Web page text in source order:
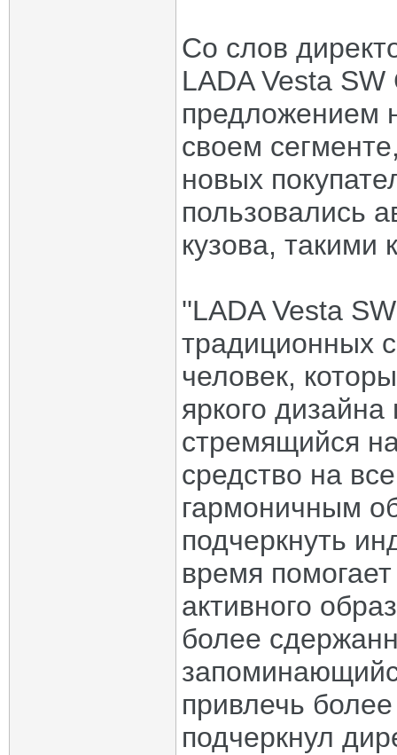
Со слов
LADA Vesta
предложением
своем
новых
пользовались
кузова, такими
''LADA Vesta
традиционных
человек,
яркого дизайна
стремящийся
средство на
гармоничным
подчеркнуть
время
активного
более
привлечь
подчеркнул